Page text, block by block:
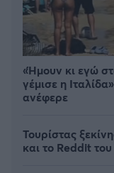
«Ήμουν κι εγώ
γέμισε η
ανέφερε
Τουρίστας
και το Reddit